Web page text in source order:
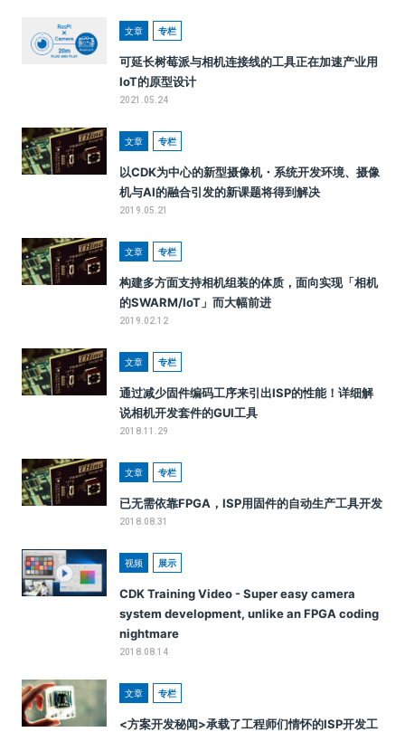
文章 专栏
可延长树莓派与相机连接线的工具正在加速产业用
IoT的原型设计
2021.05.24
文章 专栏
以CDK为中心的新型摄像机・系统开发环境、摄像
机与AI的融合引发的新课题将得到解决
2019.05.21
文章 专栏
构建多方面支持相机组装的体质，面向实现「相机
的SWARM/IoT」而大幅前进
2019.02.12
文章 专栏
通过减少固件编码工序来引出ISP的性能！详细解
说相机开发套件的GUI工具
2018.11.29
文章 专栏
已无需依靠FPGA，ISP用固件的自动生产工具开发
2018.08.31
视频 展示
CDK Training Video - Super easy camera
system development, unlike an FPGA coding
nightmare
2018.08.14
文章 专栏
<方案开发秘闻>承载了工程师们情怀的ISP开发工